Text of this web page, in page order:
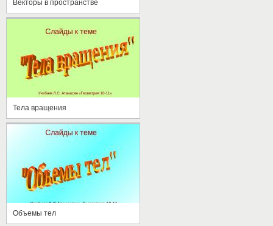
Векторы в пространстве
Тела вращения
Объемы тел